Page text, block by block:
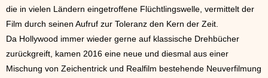
die in vielen Ländern eingetroffene Flüchtlingswelle, vermittelt der
Film durch seinen Aufruf zur Toleranz den Kern der Zeit.
Da Hollywood immer wieder gerne auf klassische Drehbücher
zurückgreift, kamen 2016 eine neue und diesmal aus einer
Mischung von Zeichentrick und Realfilm bestehende Neuverfilmung